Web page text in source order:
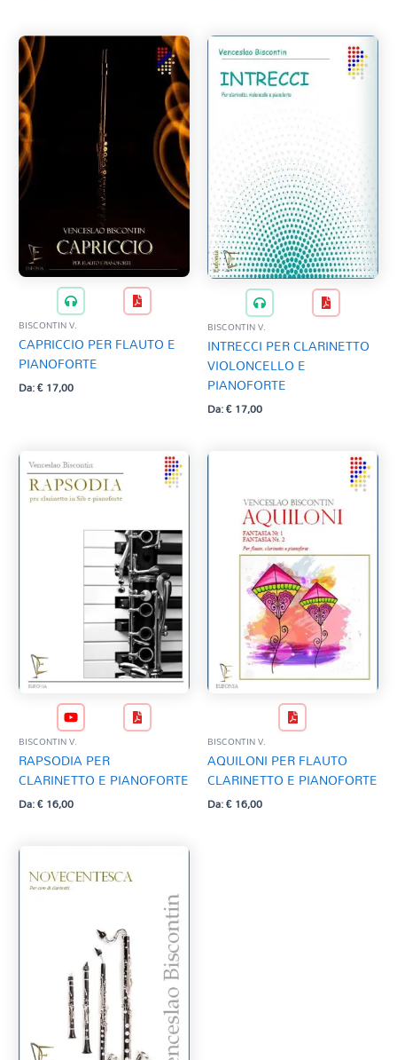
BISCONTIN V.
CAPRICCIO PER FLAUTO E
PIANOFORTE
Da:€17,00
BISCONTIN V.
INTRECCI PER CLARINETTO
VIOLONCELLO E
PIANOFORTE
Da:€17,00
BISCONTIN V.
RAPSODIA PER
CLARINETTO E PIANOFORTE
Da:€16,00
BISCONTIN V.
AQUILONI PER FLAUTO
CLARINETTO E PIANOFORTE
Da:€16,00